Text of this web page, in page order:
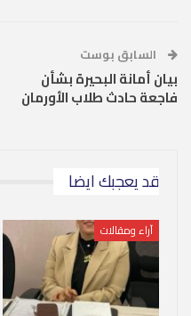
السابق بوست
بيان أمانة البحيرة بشأن
فاجعة حادث طلاب الأورمان
قد يعجبك ايضا
آراء ومقالات